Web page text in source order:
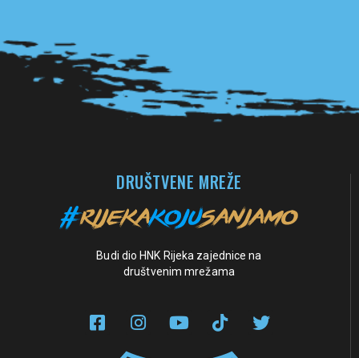
DRUŠTVENE MREŽE
Budi dio HNK Rijeka zajednice na
društvenim mrežama